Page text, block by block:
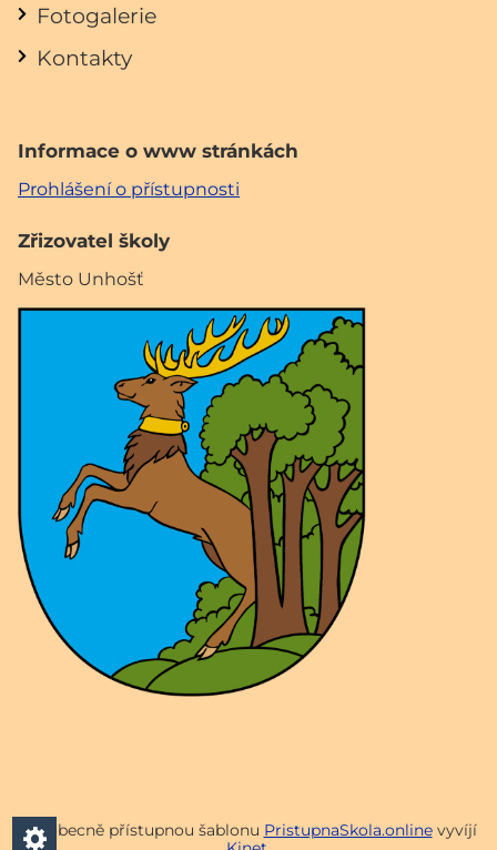
Fotogalerie
Kontakty
Informace o www stránkách
Prohlášení o přístupnosti
Zřizovatel školy
Město Unhošť
Všeobecně přístupnou šablonu PristupnaSkola.onlinevyvíjí